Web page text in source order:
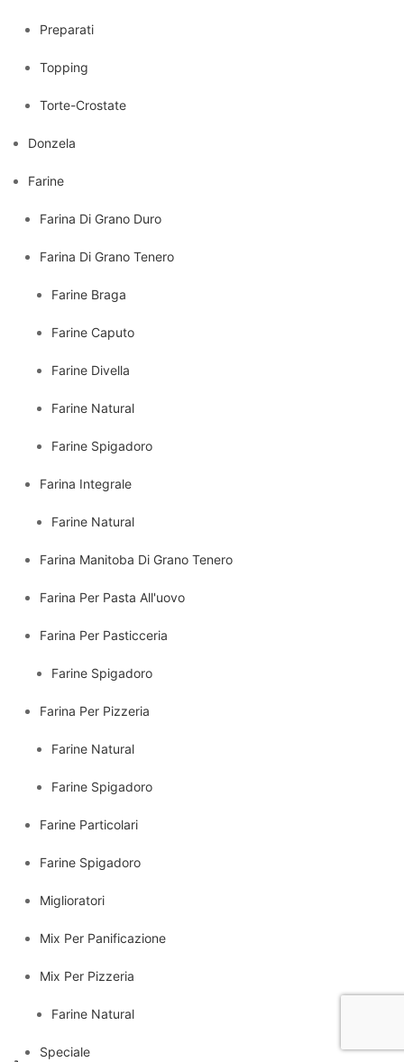
Preparati
Topping
Torte-Crostate
Donzela
Farine
Farina Di Grano Duro
Farina Di Grano Tenero
Farine Braga
Farine Caputo
Farine Divella
Farine Natural
Farine Spigadoro
Farina Integrale
Farine Natural
Farina Manitoba Di Grano Tenero
Farina Per Pasta All'uovo
Farina Per Pasticceria
Farine Spigadoro
Farina Per Pizzeria
Farine Natural
Farine Spigadoro
Farine Particolari
Farine Spigadoro
Miglioratori
Mix Per Panificazione
Mix Per Pizzeria
Farine Natural
Speciale